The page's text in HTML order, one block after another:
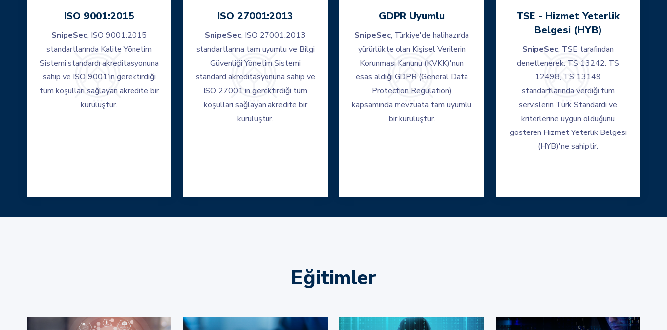
ISO 9001:2015
SnipeSec, ISO 9001:2015
standartlarında Kalite Yönetim
Sistemi standardı akreditasyonuna
sahip ve ISO 9001’in gerektirdiği
tüm koşulları sağlayan akredite bir
kuruluştur.
ISO 27001:2013
SnipeSec, ISO 27001:2013
standartlarına tam uyumlu ve Bilgi
Güvenliği Yönetim Sistemi
standard akreditasyonuna sahip ve
ISO 27001’in gerektirdiği tüm
koşulları sağlayan akredite bir
kuruluştur.
GDPR Uyumlu
SnipeSec, Türkiye'de halihazırda
yürürlükte olan Kişisel Verilerin
Korunması Kanunu (KVKK)'nun
esas aldığı GDPR (General Data
Protection Regulation)
kapsamında mevzuata tam uyumlu
bir kuruluştur.
TSE - Hizmet Yeterlik
Belgesi (HYB)
SnipeSec, TSE tarafından
denetlenerek, TS 13242, TS
12498, TS 13149
standartlarında verdiği tüm
servislerin Türk Standardı ve
kriterlerine uygun olduğunu
gösteren Hizmet Yeterlik Belgesi
(HYB)'ne sahiptir.
Eğitimler